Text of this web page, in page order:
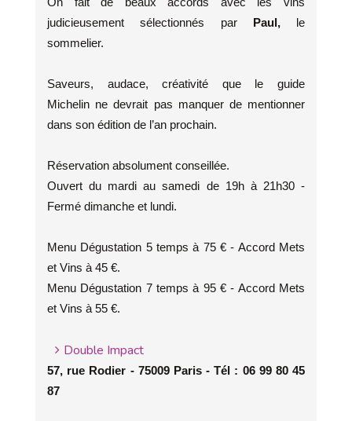
judicieusement sélectionnés par Paul,le
sommelier.
Saveurs, audace, créativité que le guide
Michelin ne devrait pas manquer de mentionner
dans son édition de l’an prochain.
Réservation absolument conseillée.
Ouvert du mardi au samedi de 19h à 21h30 -
Fermé dimanche et lundi.
Menu Dégustation 5 temps à 75 € - Accord Mets
et Vins à 45 €.
Menu Dégustation 7 temps à 95 € - Accord Mets
et Vins à 55 €.
Double Impact
57, rue Rodier - 75009 Paris - Tél : 06 99 80 45
87